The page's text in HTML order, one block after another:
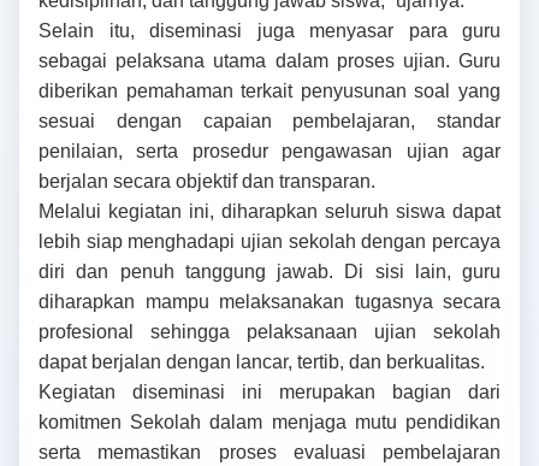
Selain itu, diseminasi juga menyasar para guru
sebagai pelaksana utama dalam proses ujian. Guru
diberikan pemahaman terkait penyusunan soal yang
sesuai dengan capaian pembelajaran, standar
penilaian, serta prosedur pengawasan ujian agar
berjalan secara objektif dan transparan.
Melalui kegiatan ini, diharapkan seluruh siswa dapat
lebih siap menghadapi ujian sekolah dengan percaya
diri dan penuh tanggung jawab. Di sisi lain, guru
diharapkan mampu melaksanakan tugasnya secara
profesional sehingga pelaksanaan ujian sekolah
dapat berjalan dengan lancar, tertib, dan berkualitas.
Kegiatan diseminasi ini merupakan bagian dari
komitmen Sekolah dalam menjaga mutu pendidikan
serta memastikan proses evaluasi pembelajaran